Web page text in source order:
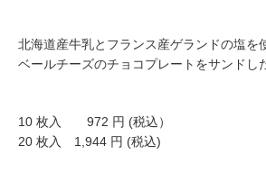
北海道産牛乳とフランス産ゲランドの塩を
ベールチーズのチョコプレートをサンドし
10 枚入 972 円 (税込）
20 枚入 1,944 円 (税込)